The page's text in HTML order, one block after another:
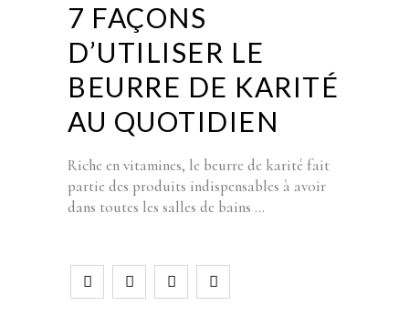
7 FAÇONS
D’UTILISER LE
BEURRE DE KARITÉ
AU QUOTIDIEN
Riche en vitamines, le beurre de karité fait
partie des produits indispensables à avoir
dans toutes les salles de bains